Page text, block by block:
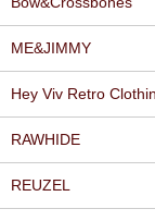
ME&JIMMY
Hey Viv Retro
RAWHIDE
REUZEL